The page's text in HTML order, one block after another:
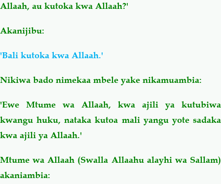
Allaah, au kutoka kwa Allaah?'
Akanijibu:
'Bali kutoka kwa Allaah.'
Nikiwa bado nimekaa mbele yake nikamuambia:
'Ewe Mtume wa Allaah, kwa ajili ya kutubiwa
kwangu huku, nataka kutoa mali yangu yote sadaka
kwa ajili ya Allaah.'
Mtume wa Allaah (Swalla Allaahu alayhi wa Sallam)
akaniambia: